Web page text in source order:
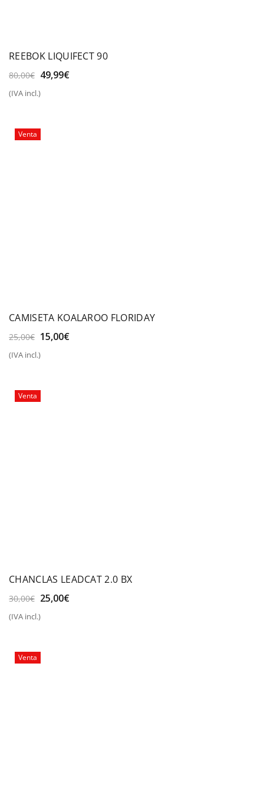
REEBOK LIQUIFECT 90
80,00€ El
original
49,99€El
(IVA incl.)
Venta
CAMISETA KOALAROO FLORIDAY
25,00€ El
original
15,00€El
(IVA incl.)
Venta
CHANCLAS LEADCAT 2.0 BX
30,00€ El
original
25,00€El
(IVA incl.)
Venta